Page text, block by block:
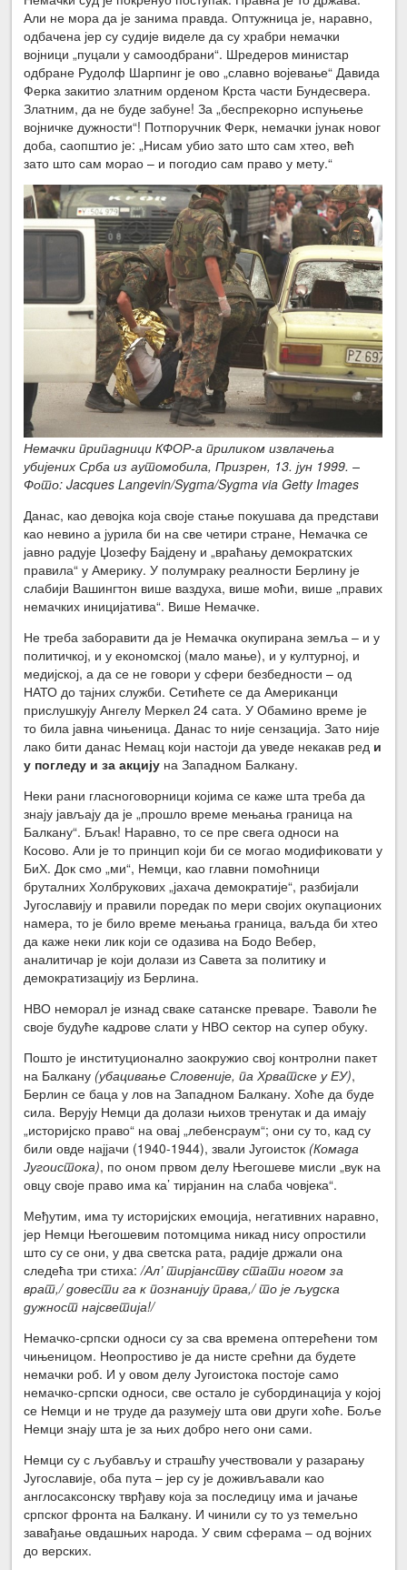
Али не мора да је занима правда. Оптужница је, наравно,
одбачена јер су судије виделе да су храбри немачки
војници „пуцали у самоодбрани“. Шредеров министар
одбране Рудолф Шарпинг је ово „славно војевање“ Давида
Ферка закитио златним орденом Крста части Бундесвера.
Златним, да не буде забуне! За „беспрекорно испуњење
војничке дужности“! Потпоручник Ферк, немачки јунак новог
доба, саопштио је: „Нисам убио зато што сам хтео, већ
зато што сам морао – и погодио сам право у мету.“
Немачки припадници КФОР-а приликом извлачења
убијених Срба из аутомобила, Призрен, 13. јун 1999. –
Фото: Jacques Langevin/Sygma/Sygma via Getty Images
Данас, као девојка која своје стање покушава да представи
као невино а јурила би на све четири стране, Немачка се
јавно радује Џозефу Бајдену и „враћању демократских
правила“ у Америку. У полумраку реалности Берлину је
слабији Вашингтон више ваздуха, више моћи, више „правих
немачких иницијатива“. Више Немачке.
Не треба заборавити да је Немачка окупирана земља – и у
политичкој, и у економској (мало мање), и у културној, и
медијској, а да се не говори у сфери безбедности – од
НАТО до тајних служби. Сетићете се да Американци
прислушкују Ангелу Меркел 24 сата. У Обамино време је
то била јавна чињеница. Данас то није сензација. Зато није
лако бити данас Немац који настоји да уведе некакав ред и
у погледу и за акцију на Западном Балкану.
Неки рани гласноговорници којима се каже шта треба да
знају јављају да је „прошло време мењања граница на
Балкану“. Бљак! Наравно, то се пре свега односи на
Косово. Али је то принцип који би се могао модификовати у
БиХ. Док смо „ми“, Немци, као главни помоћници
бруталних Холбрукових „јахача демократије“, разбијали
Југославију и правили поредак по мери својих окупационих
намера, то је било време мењања граница, ваљда би хтео
да каже неки лик који се одазива на Бодо Вебер,
аналитичар је који долази из Савета за политику и
демократизацију из Берлина.
НВО неморал је изнад сваке сатанске преваре. Ђаволи ће
своје будуће кадрове слати у НВО сектор на супер обуку.
Пошто је институционално заокружио свој контролни пакет
на Балкану (убацивање Словеније, па Хрватске у ЕУ),
Берлин се баца у лов на Западном Балкану. Хоће да буде
сила. Верују Немци да долази њихов тренутак и да имају
„историјско право“ на овај „лебенсраум“; они су то, кад су
били овде најјачи (1940-1944), звали Југоисток (Комада
Југоистока), по оном првом делу Његошеве мисли „вук на
овцу своје право има ка’ тирјанин на слаба човјека“.
Међутим, има ту историјских емоција, негативних наравно,
јер Немци Његошевим потомцима никад нису опростили
што су се они, у два светска рата, радије држали она
следећа три стиха: /Ал’ тирјанству стати ногом за
врат,/ довести га к познанију права,/ то је људска
дужност најсветија!/
Немачко-српски односи су за сва времена оптерећени том
чињеницом. Неопростиво је да нисте срећни да будете
немачки роб. И у овом делу Југоистока постоје само
немачко-српски односи, све остало је субординација у којој
се Немци и не труде да разумеју шта ови други хоће. Боље
Немци знају шта је за њих добро него они сами.
Немци су с љубављу и страшћу учествовали у разарању
Југославије, оба пута – јер су је доживљавали као
англосаксонску тврђаву која за последицу има и јачање
српског фронта на Балкану. И чинили су то уз темељно
завађање овдашњих народа. У свим сферама – од војних
до верских.